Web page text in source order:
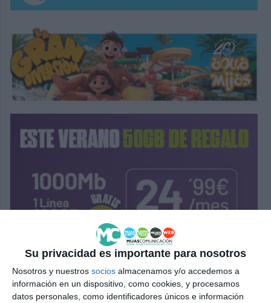
Su privacidad es importante para nosotros
Nosotros y nuestros socios almacenamos y/o accedemos a
información en un dispositivo, como cookies, y procesamos
datos personales, como identificadores únicos e información